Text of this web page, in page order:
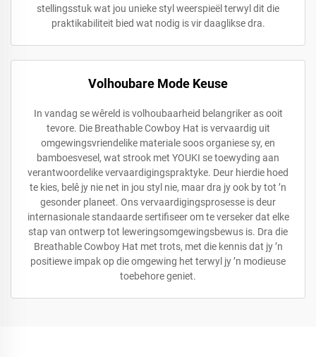
stellingsstuk wat jou unieke styl weerspieël terwyl dit die
praktikabiliteit bied wat nodig is vir daaglikse dra.
Volhoubare Mode Keuse
In vandag se wêreld is volhoubaarheid belangriker as ooit
tevore. Die Breathable Cowboy Hat is vervaardig uit
omgewingsvriendelike materiale soos organiese sy, en
bamboesvesel, wat strook met YOUKI se toewyding aan
verantwoordelike vervaardigingspraktyke. Deur hierdie hoed
te kies, belê jy nie net in jou styl nie, maar dra jy ook by tot ’n
gesonder planeet. Ons vervaardigingsprosesse is deur
internasionale standaarde sertifiseer om te verseker dat elke
stap van ontwerp tot leweringsomgewingsbewus is. Dra die
Breathable Cowboy Hat met trots, met die kennis dat jy ’n
positiewe impak op die omgewing het terwyl jy ’n modieuse
toebehore geniet.